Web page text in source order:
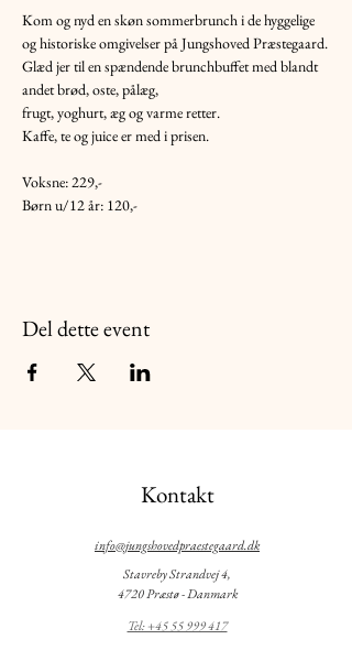
Kom og nyd en skøn sommerbrunch i de hyggelige
og historiske omgivelser på Jungshoved Præstegaard.
Glæd jer til en spændende brunchbuffet med blandt
andet brød, oste, pålæg,
frugt, yoghurt, æg og varme retter.
Kaffe, te og juice er med i prisen.
Voksne: 229,-
Børn u/12 år: 120,-
Del dette event
Kontakt
info@jungshovedpraestegaard.dk
Stavreby Strandvej 4,
4720 Præstø - Danmark
Tel: +45 55 999 417